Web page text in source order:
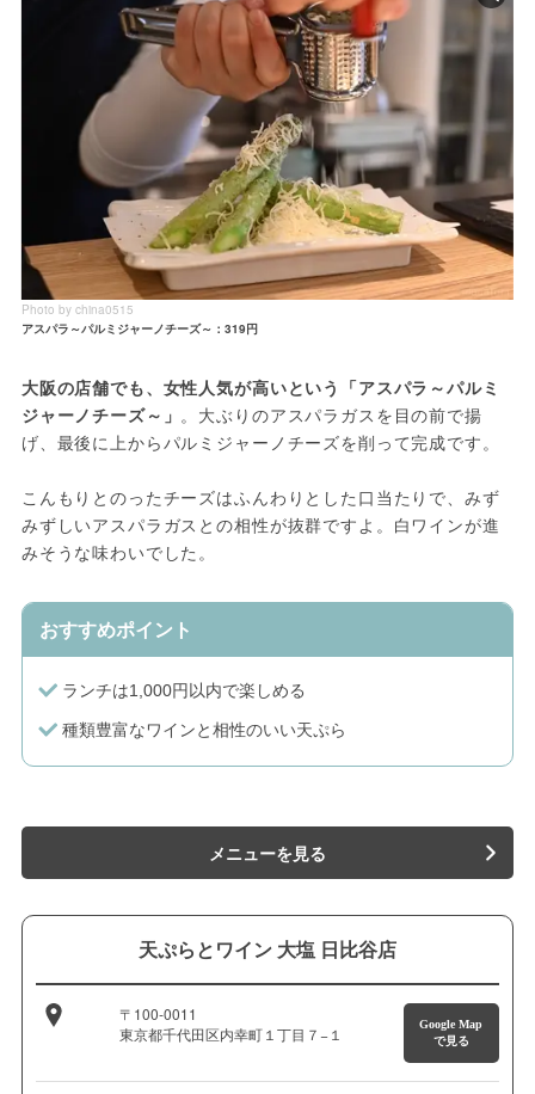
Photo by china0515
アスパラ～パルミジャーノチーズ～：319円
大阪の店舗でも、女性人気が高いという「アスパラ～パルミ
ジャーノチーズ～」 。大ぶりのアスパラガスを目の前で揚
げ、最後に上からパルミジャーノチーズを削って完成です。
こんもりとのったチーズはふんわりとした口当たりで、みず
みずしいアスパラガスとの相性が抜群ですよ。白ワインが進
みそうな味わいでした。
おすすめポイント
ランチは1,000円以内で楽しめる
種類豊富なワインと相性のいい天ぷら
メニューを見る
天ぷらとワイン 大塩 日比谷店
〒100-0011
東京都千代田区内幸町１丁目７−１
Google Map
で見る